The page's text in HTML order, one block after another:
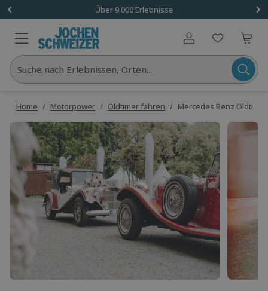
Über 9.000 Erlebnisse
Benutzerkonto
Suche nach Erlebnissen, Orten...
Home / Motorpower / Oldtimer fahren / Mercedes Benz